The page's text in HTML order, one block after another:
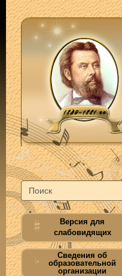
Версия для
слабовидящих
Сведения об
образовательной
организации